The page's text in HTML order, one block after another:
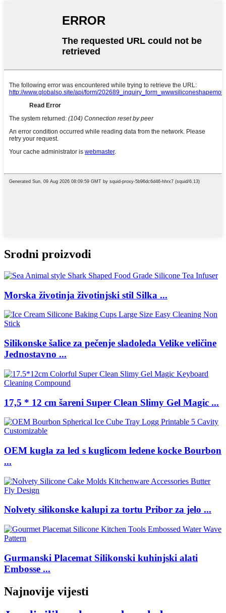
Srodni proizvodi
Morska životinja životinjski stil Silka ...
Silikonske šalice za pečenje sladoleda Velike veličine
Jednostavno ...
17,5 * 12 cm šareni Super Clean Slimy Gel Magic ...
OEM kugla za led s kuglicom ledene kocke Bourbon
...
Nolvety silikonske kalupi za tortu Pribor za jelo ...
Gurmanski Placemat Silikonski kuhinjski alati
Embosse ...
Najnovije vijesti